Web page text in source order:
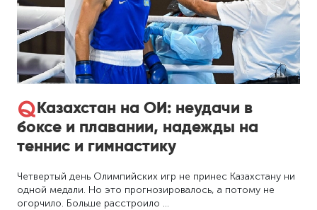
Казахстан на ОИ: неудачи в
боксе и плавании, надежды на
теннис и гимнастику
Четвертый день Олимпийских игр не принес Казахстану ни
одной медали. Но это прогнозировалось, а потому не
огорчило. Больше расстроило …